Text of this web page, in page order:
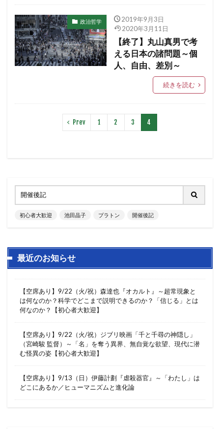
政治哲学
2019年9月3日
2020年3月11日
【終了】丸山真男で考
える日本の諸問題～個
人、自由、差別～
続きを読む
Prev 1 2 3 4
初心者大歓迎 池田晶子 プラトン 開催後記
最近のお知らせ
【空席あり】9/22（火/祝）森達也『オカルト』～超常現象と
は何なのか？科学でどこまで説明できるのか？「信じる」とは
何なのか？【初心者大歓迎】
【空席あり】9/22（火/祝）ジブリ映画「千と千尋の神隠し」
（宮崎駿 監督）～「名」を奪う異界、無自覚な欲望、現代に潜
む怪異の姿【初心者大歓迎】
【空席あり】9/13（日）伊藤計劃『虐殺器官』～「わたし」は
どこにあるか／ヒューマニズムと進化論